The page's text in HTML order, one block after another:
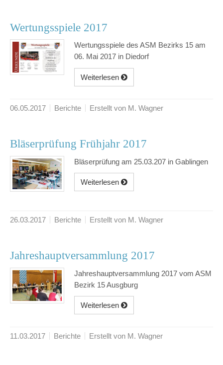
Wertungsspiele 2017
Wertungsspiele des ASM Bezirks 15 am
06. Mai 2017 in Diedorf
Weiterlesen
06.05.2017 Berichte Erstellt von M. Wagner
Bläserprüfung Frühjahr 2017
Bläserprüfung am 25.03.207 in Gablingen
Weiterlesen
26.03.2017 Berichte Erstellt von M. Wagner
Jahreshauptversammlung 2017
Jahreshauptversammlung 2017 vom ASM
Bezirk 15 Ausgburg
Weiterlesen
11.03.2017 Berichte Erstellt von M. Wagner